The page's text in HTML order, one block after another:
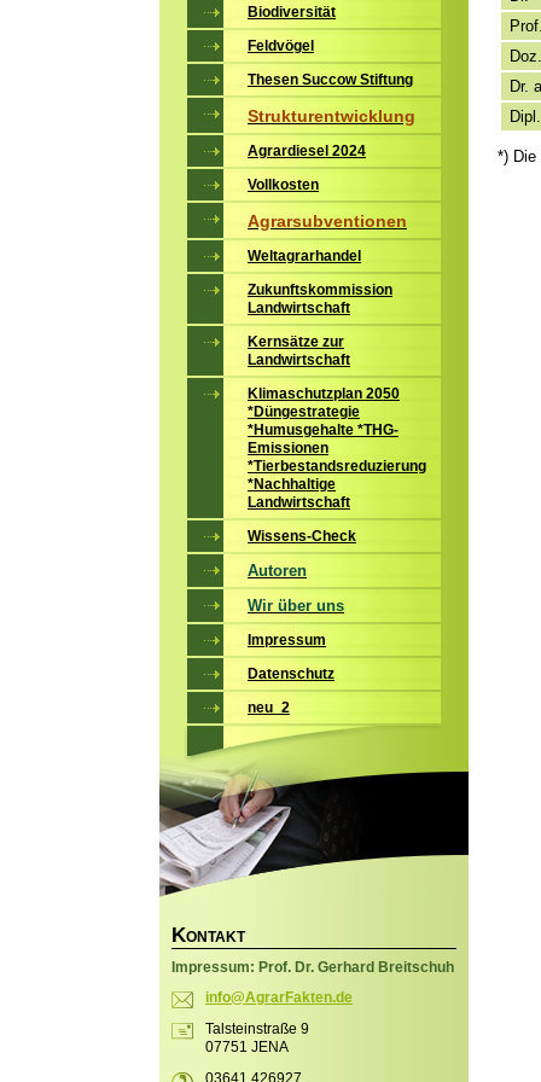
Dr.
*) Die
Biodiversität
Feldvögel
Thesen Succow Stiftung
Strukturentwicklung
Agrardiesel 2024
Vollkosten
Agrarsubventionen
Weltagrarhandel
Zukunftskommission
Landwirtschaft
Kernsätze zur
Landwirtschaft
Klimaschutzplan 2050
*Düngestrategie
*Humusgehalte *THG-
Emissionen
*Tierbestandsreduzierung
*Nachhaltige
Landwirtschaft
Wissens-Check
Autoren
Wir über uns
Impressum
Datenschutz
neu_2
KONTAKT
Impressum: Prof. Dr. Gerhard Breitschuh
info@AgrarFakten.de
Talsteinstraße 9
07751 JENA
03641 426927